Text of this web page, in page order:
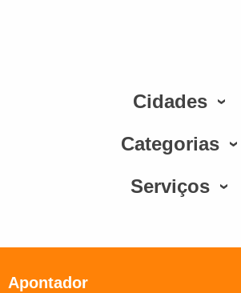
Cidades
Categorias
Serviços
Apontador